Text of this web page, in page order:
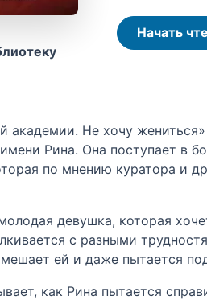
Начать
академии. Не хочу
Рина. Она поступает в
по мнению куратора и
девушка, которая
с разными
ей и даже пытается
как Рина пытается